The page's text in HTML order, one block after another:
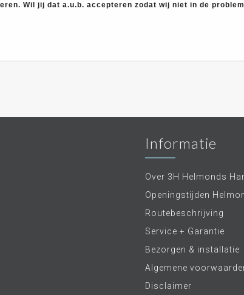
Wil jij dat a.u.b. accepteren zodat wij niet in de
Informatie
Over 3H Helmonds
Openingstijden
Routebeschrijving
Service + Garantie
Bezorgen & installatie
Algemene
Disclaimer